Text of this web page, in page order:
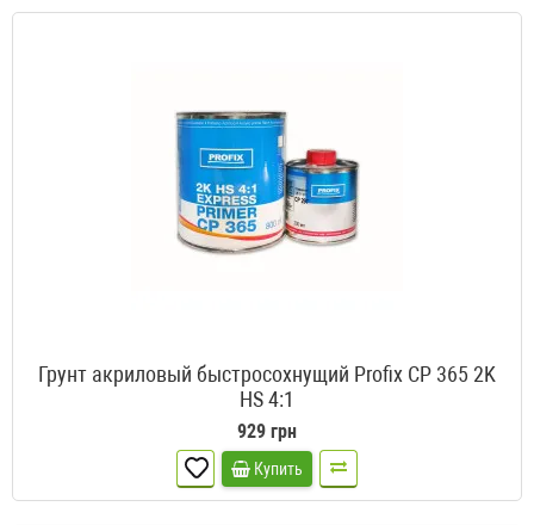
Грунт акриловый быстросохнущий Profix CP 365 2K
HS 4:1
929 грн
Купить